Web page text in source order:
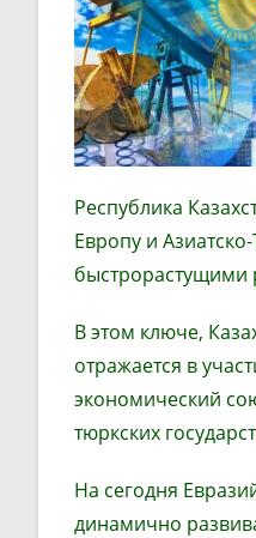
Республика
Европу и
быстрорастущими
В этом ключе,
отражается в
экономический
тюркских
На сегодня
динамично